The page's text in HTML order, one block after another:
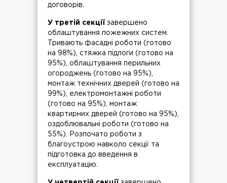
договорів.
У третій секції
завершено
облаштування пожежних систем.
Тривають фасадні роботи (готово
на 98%), стяжка підлоги (готово на
95%), облаштування перильних
огороджень (готово на 95%),
монтаж технічних дверей (готово на
99%), електромонтажні роботи
(готово на 95%), монтаж
квартирних дверей (готово на 95%),
оздоблювальні роботи (готово на
55%). Розпочато роботи з
благоустрою навколо секції та
підготовка до введення в
експлуатацію.